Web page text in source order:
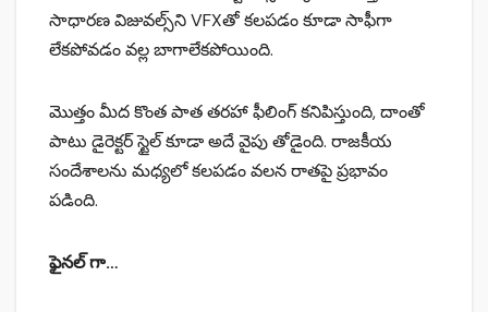
సాధారణ విజువల్స్‌ని VFX‌తో కలపడం కూడా సాఫీగా
లేకపోవడం వల్ల బాగాలేకపోయింది.
మొత్తం మీద కొంత పాత తరహా ఫీలింగ్ కనిపిస్తుంది, దాంతో
పాటు డైరెక్టర్ స్టైల్ కూడా అదే వైపు తోడైంది. రాజకీయ
సందేశాలను మధ్యలో కలపడం వలన రాతపై ప్రభావం
పడింది.
ఫైనల్ గా…